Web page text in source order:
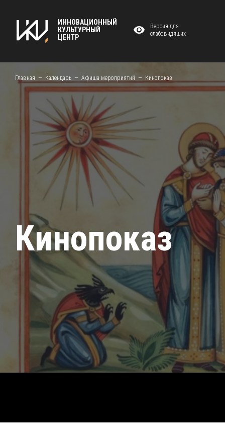
ИННОВАЦИОННЫЙ
КУЛЬТУРНЫЙ
ЦЕНТР
Версия для
слабовидящих
Главная Календарь Афиша мероприятий Кинопоказ
Кинопоказ